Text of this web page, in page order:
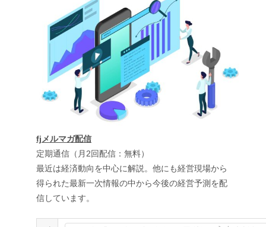
fjメルマガ配信
定期通信（月2回配信：無料）
最近は経済動向を中心に解説。他にも経営現場から
得られた最新一次情報の中から今後の経営予測を配
信しています。